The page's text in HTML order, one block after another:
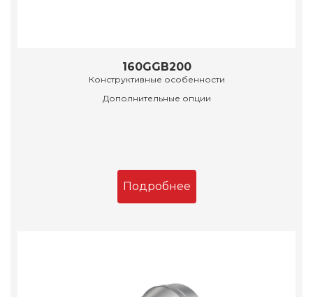
160GGB200
Конструктивные особенности
Дополнительные опции
Подробнее